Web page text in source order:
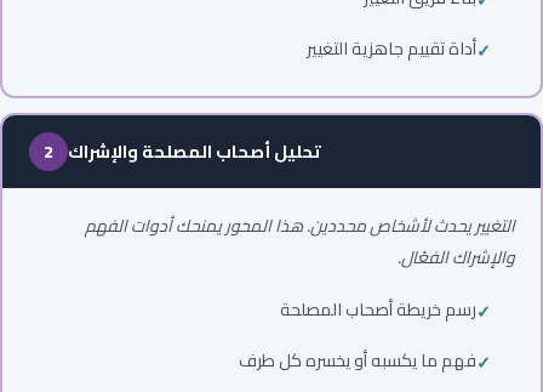
أداة تقييم جاهزية التغيير
2 تحليل أصحاب المصلحة والإشراك
التغيير يحدث لأشخاص محددين. هذا المحور يمنحك أدوات الفهم
والإشراك الفعّال.
رسم خريطة أصحاب المصلحة
فهم ما يكسبه أو يخسره كل طرف